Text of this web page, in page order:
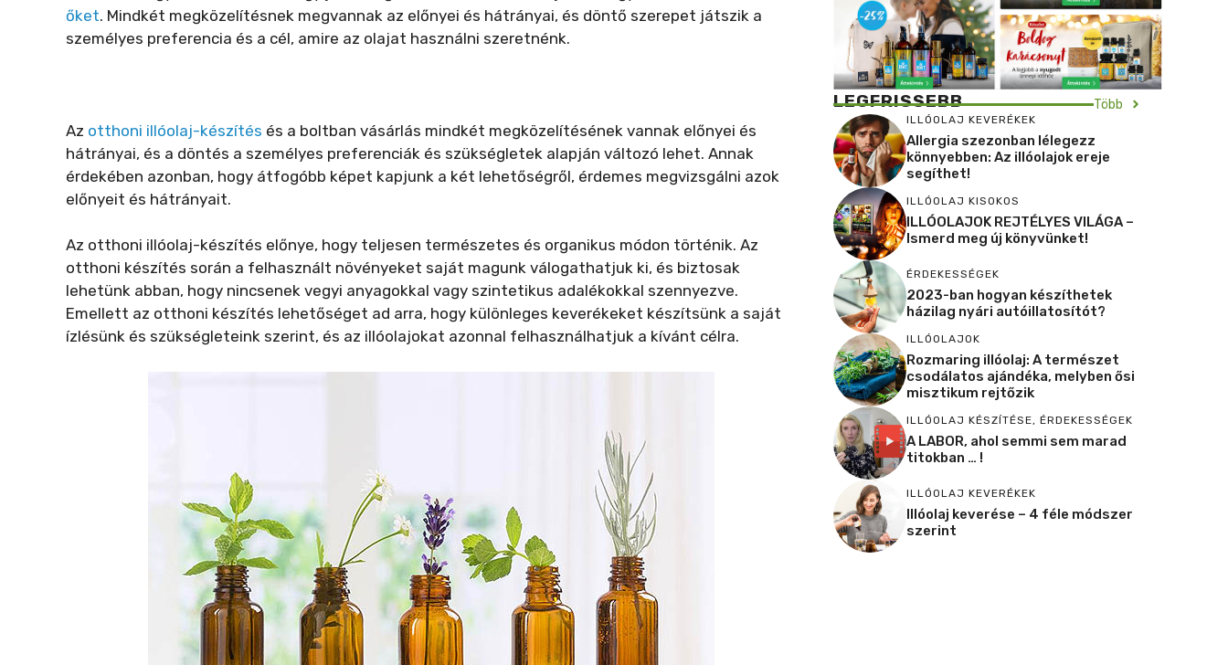
őket. Mindkét megközelítésnek megvannak az előnyei és hátrányai, és döntő szerepet játszik a
személyes preferencia és a cél, amire az olajat használni szeretnénk.
Az otthoni illóolaj-készítés és a boltban vásárlás mindkét megközelítésének vannak előnyei és
hátrányai, és a döntés a személyes preferenciák és szükségletek alapján változó lehet. Annak
érdekében azonban, hogy átfogóbb képet kapjunk a két lehetőségről, érdemes megvizsgálni azok
előnyeit és hátrányait.
Az otthoni illóolaj-készítés előnye, hogy teljesen természetes és organikus módon történik. Az
otthoni készítés során a felhasznált növényeket saját magunk válogathatjuk ki, és biztosak
lehetünk abban, hogy nincsenek vegyi anyagokkal vagy szintetikus adalékokkal szennyezve.
Emellett az otthoni készítés lehetőséget ad arra, hogy különleges keverékeket készítsünk a saját
ízlésünk és szükségleteink szerint, és az illóolajokat azonnal felhasználhatjuk a kívánt célra.
LEGFRISSEBB Több
ILLÓOLAJ KEVERÉKEK
Allergia szezonban lélegezz
könnyebben: Az illóolajok ereje
segíthet!
ILLÓOLAJ KISOKOS
ILLÓOLAJOK REJTÉLYES VILÁGA –
Ismerd meg új könyvünket!
ÉRDEKESSÉGEK
2023-ban hogyan készíthetek
házilag nyári autóillatosítót?
ILLÓOLAJOK
Rozmaring illóolaj: A természet
csodálatos ajándéka, melyben ősi
misztikum rejtőzik
ILLÓOLAJ KÉSZÍTÉSE, ÉRDEKESSÉGEK
A LABOR, ahol semmi sem marad
titokban … !
ILLÓOLAJ KEVERÉKEK
Illóolaj keverése – 4 féle módszer
szerint